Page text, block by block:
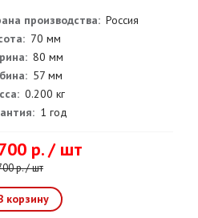
производства: Россия
70 мм
80 мм
57 мм
0.200 кг
1 год
р. / шт
р. / шт